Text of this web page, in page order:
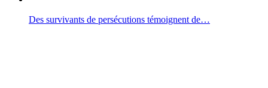
Des survivants de persécutions témoignent de…